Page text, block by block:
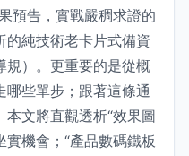
預告，實戰嚴稠求證的
的純技術老卡片式備資
規）。更重要的是從概
些單步；跟著這條通
文將直觀透析“效果圖
機會；“產品數碼鐵板